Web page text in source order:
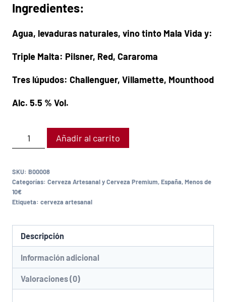
Ingredientes:
Agua, levaduras naturales, vino tinto Mala Vida y:
Triple Malta: Pilsner, Red, Cararoma
Tres lúpudos: Challenguer, Villamette, Mounthood
Alc. 5.5 % Vol.
Añadir al carrito
SKU: B00008
Categorías: Cerveza Artesanal y Cerveza Premium,España,Menos de
10€
Etiqueta: cerveza artesanal
Descripción
Información adicional
Valoraciones (0)